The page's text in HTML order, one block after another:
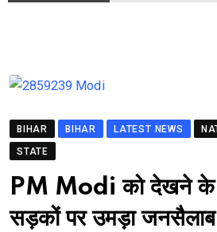
BIHAR BIHAR LATEST NEWS
STATE
PM Modi को देखने के
सड़कों पर उमड़ा